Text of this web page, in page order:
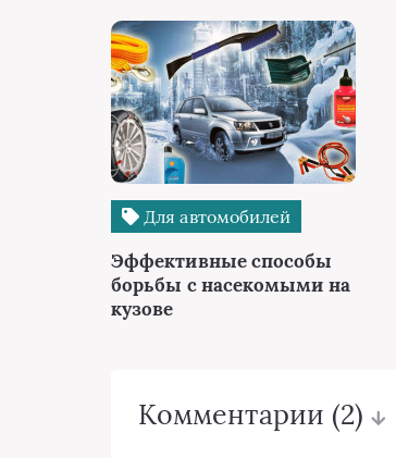
Для автомобилей
Эффективные способы
борьбы с насекомыми на
кузове
Комментарии (2)